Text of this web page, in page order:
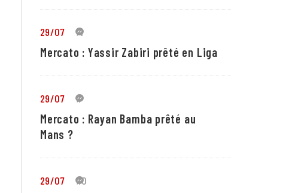
29/07 4
Mercato : Yassir Zabiri prêté en Liga
29/07 1
Mercato : Rayan Bamba prêté au
Mans ?
29/07 10